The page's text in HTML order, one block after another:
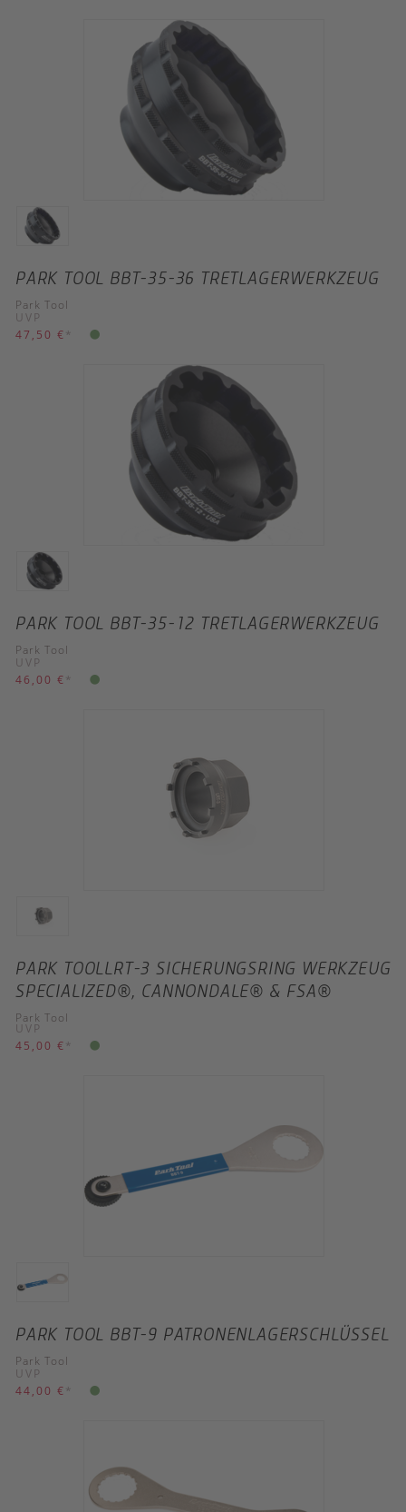
PARK TOOL BBT-35-36 TRETLAGERWERKZEUG
Park Tool
UVP
47,50 € *
PARK TOOL BBT-35-12 TRETLAGERWERKZEUG
Park Tool
UVP
46,00 € *
PARK TOOLLRT-3 SICHERUNGSRING WERKZEUG
SPECIALIZED®, CANNONDALE® & FSA®
Park Tool
UVP
45,00 € *
PARK TOOL BBT-9 PATRONENLAGERSCHLÜSSEL
Park Tool
UVP
44,00 € *